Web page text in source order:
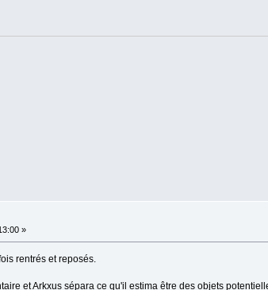
»
rentrés et reposés.
et Arkxus sépara ce qu'il estima être des objets